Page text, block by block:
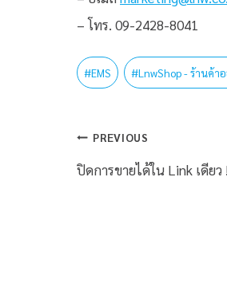
– โทร. 09-2428-8041
#EMS #LnwShop - ร้านค้า
PREVIOUS
ปิดการขายได้ใน Link เดีย